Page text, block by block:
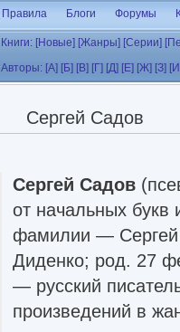
Правила Блоги Форумы
Книги: [Новые] [Жанры] [Серии]
Авторы: [А] [Б] [В] [Г] [Д] [Е] [Ж] [З]
Сергей Садов
Сергей Садов
от начальных букв
фамилии — Сергей
Диденко; род. 27
— русский
произведений в